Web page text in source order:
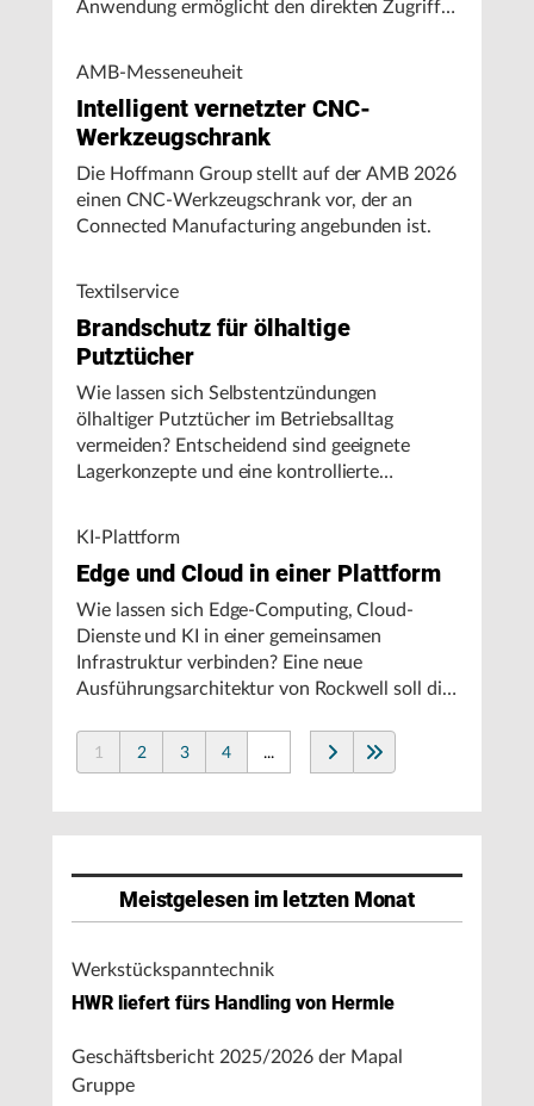
Anwendung ermöglicht den direkten Zugriff
Energieverbrauch.
AMB-Messeneuheit
Intelligent vernetzter CNC-
Werkzeugschrank
Die Hoffmann Group stellt auf der AMB 2026
einen CNC-Werkzeugschrank vor, der an
Connected Manufacturing angebunden ist.
Textilservice
Brandschutz für ölhaltige
Putztücher
Wie lassen sich Selbstentzündungen
ölhaltiger Putztücher im Betriebsalltag
vermeiden? Entscheidend sind geeignete
Lagerkonzepte und eine kontrollierte
KI-Plattform
Edge und Cloud in einer Plattform
Wie lassen sich Edge-Computing, Cloud-
Dienste und KI in einer gemeinsamen
Infrastruktur verbinden? Eine neue
Ausführungsarchitektur von Rockwell soll die
vereinfachen und den autonomen
Fertigungsbetrieb unterstützen.
1 2 3 4 ...
Meistgelesen im letzten Monat
Werkstückspanntechnik
HWR liefert fürs Handling von Hermle
Geschäftsbericht 2025/2026 der Mapal
Gruppe